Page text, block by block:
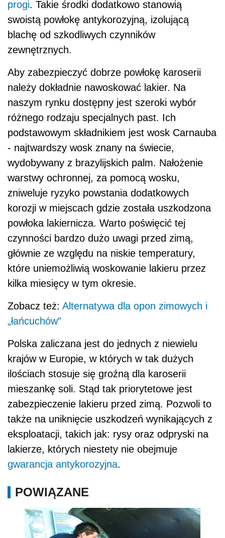
progi. Takie środki dodatkowo stanowią
swoistą powłokę antykorozyjną, izolującą
blachę od szkodliwych czynników
zewnętrznych.
Aby zabezpieczyć dobrze powłokę karoserii
należy dokładnie nawoskować lakier. Na
naszym rynku dostępny jest szeroki wybór
różnego rodzaju specjalnych past. Ich
podstawowym składnikiem jest wosk Carnauba
- najtwardszy wosk znany na świecie,
wydobywany z brazylijskich palm. Nałożenie
warstwy ochronnej, za pomocą wosku,
zniweluje ryzyko powstania dodatkowych
korozji w miejscach gdzie została uszkodzona
powłoka lakiernicza. Warto poświęcić tej
czynności bardzo dużo uwagi przed zimą,
głównie ze względu na niskie temperatury,
które uniemożliwią woskowanie lakieru przez
kilka miesięcy w tym okresie.
Zobacz też: Alternatywa dla opon zimowych i
„łańcuchów”
Polska zaliczana jest do jednych z niewielu
krajów w Europie, w których w tak dużych
ilościach stosuje się groźną dla karoserii
mieszankę soli. Stąd tak priorytetowe jest
zabezpieczenie lakieru przed zimą. Pozwoli to
także na uniknięcie uszkodzeń wynikających z
eksploatacji, takich jak: rysy oraz odpryski na
lakierze, których niestety nie obejmuje
gwarancja antykorozyjna.
POWIĄZANE